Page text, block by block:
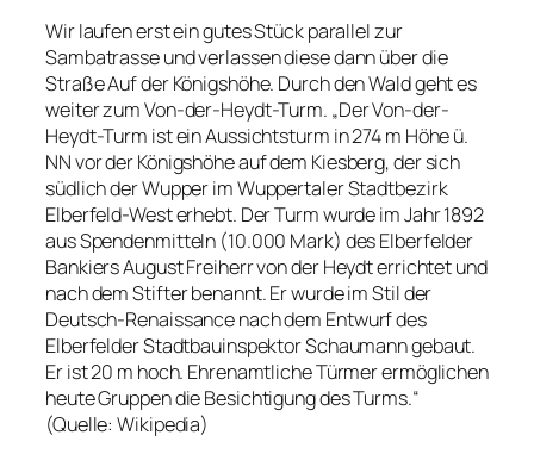
Wir laufen erst ein gutes Stück parallel zur
Sambatrasse und verlassen diese dann über die
Straße Auf der Königshöhe. Durch den Wald geht es
weiter zum Von-der-Heydt-Turm. „Der Von-der-
Heydt-Turm ist ein Aussichtsturm in 274 m Höhe ü.
NN vor der Königshöhe auf dem Kiesberg, der sich
südlich der Wupper im Wuppertaler Stadtbezirk
Elberfeld-West erhebt. Der Turm wurde im Jahr 1892
aus Spendenmitteln (10.000 Mark) des Elberfelder
Bankiers August Freiherr von der Heydt errichtet und
nach dem Stifter benannt. Er wurde im Stil der
Deutsch-Renaissance nach dem Entwurf des
Elberfelder Stadtbauinspektor Schaumann gebaut.
Er ist 20 m hoch. Ehrenamtliche Türmer ermöglichen
heute Gruppen die Besichtigung des Turms.“
(Quelle: Wikipedia)